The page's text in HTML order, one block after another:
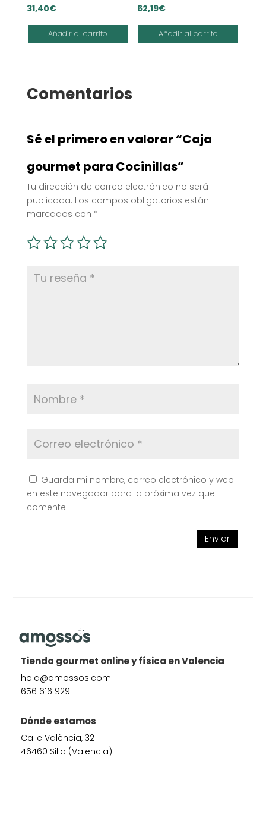
31,40€
Añadir al carrito
vegana
62,19€
Añadir al carrito
Comentarios
Sé el primero en valorar “Caja
gourmet para Cocinillas”
Tu dirección de correo electrónico no será
publicada. Los campos obligatorios están
marcados con *
Guarda mi nombre, correo electrónico y web
en este navegador para la próxima vez que
comente.
Enviar
Tienda gourmet online y física en Valencia
hola@amossos.com
656 616 929
Dónde estamos
Calle València, 32
46460 Silla (Valencia)